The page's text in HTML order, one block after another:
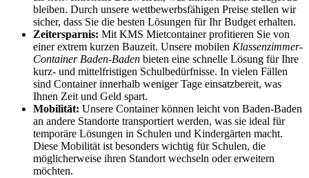
bleiben. Durch unsere wettbewerbsfähigen Preise stellen wir
sicher, dass Sie die besten Lösungen für Ihr Budget erhalten.
Zeitersparnis: Mit KMS Mietcontainer profitieren Sie von
einer extrem kurzen Bauzeit. Unsere mobilen Klassenzimmer-
Container Baden-Baden bieten eine schnelle Lösung für Ihre
kurz- und mittelfristigen Schulbedürfnisse. In vielen Fällen
sind Container innerhalb weniger Tage einsatzbereit, was
Ihnen Zeit und Geld spart.
Mobilität: Unsere Container können leicht von Baden-Baden
an andere Standorte transportiert werden, was sie ideal für
temporäre Lösungen in Schulen und Kindergärten macht.
Diese Mobilität ist besonders wichtig für Schulen, die
möglicherweise ihren Standort wechseln oder erweitern
möchten.